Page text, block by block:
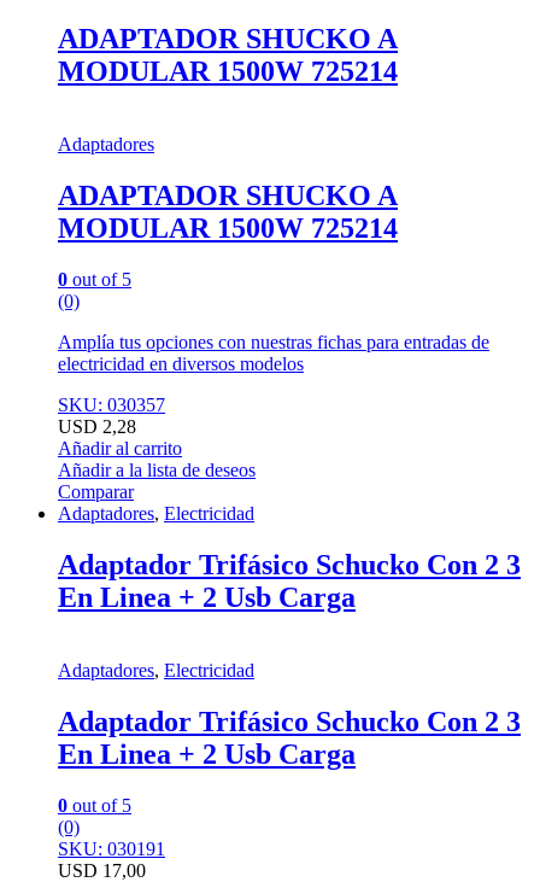
ADAPTADOR SHUCKO A
MODULAR 1500W 725214
Adaptadores
ADAPTADOR SHUCKO A
MODULAR 1500W 725214
0 out of 5
(0)
Amplía tus opciones con nuestras fichas para entradas de
electricidad en diversos modelos
SKU: 030357
USD 2,28
Añadir al carrito
Añadir a la lista de deseos
Comparar
Adaptadores, Electricidad
Adaptador Trifásico Schucko Con 2 3
En Linea + 2 Usb Carga
Adaptadores, Electricidad
Adaptador Trifásico Schucko Con 2 3
En Linea + 2 Usb Carga
0 out of 5
(0)
SKU: 030191
USD 17,00